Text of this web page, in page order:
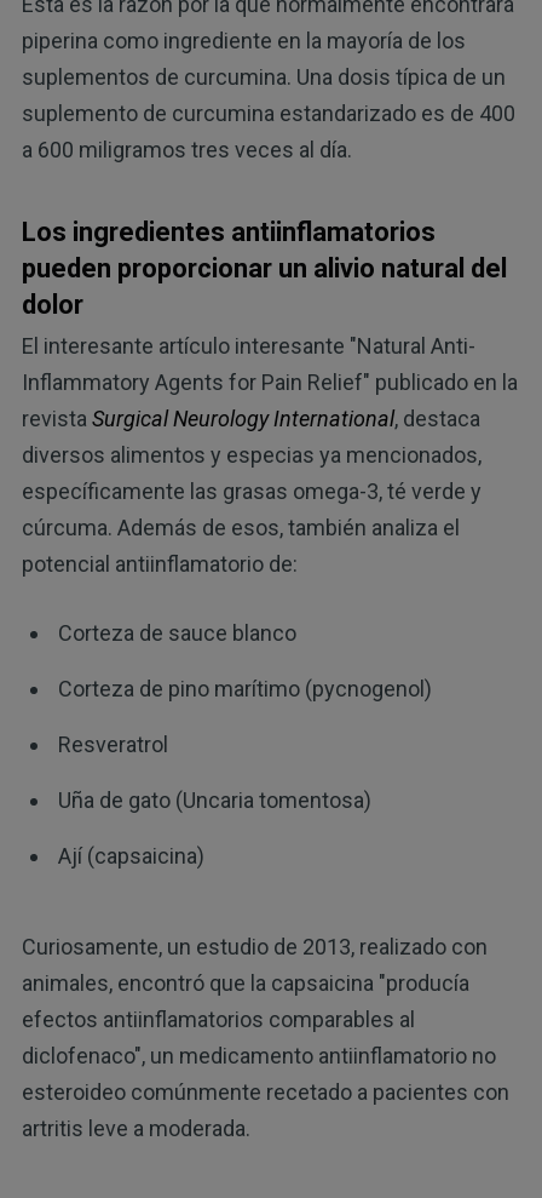
piperina como ingrediente en la mayoría de los
suplementos de curcumina. Una dosis típica de un
suplemento de curcumina estandarizado es de 400
a 600 miligramos tres veces al día.
Los ingredientes antiinflamatorios
pueden proporcionar un alivio natural del
dolor
El interesante artículo interesante "Natural Anti-
Inflammatory Agents for Pain Relief" publicado en la
revista Surgical Neurology International, destaca
diversos alimentos y especias ya mencionados,
específicamente las grasas omega-3, té verde y
cúrcuma. Además de esos, también analiza el
potencial antiinflamatorio de:
Corteza de sauce blanco
Corteza de pino marítimo (pycnogenol)
Resveratrol
Uña de gato (Uncaria tomentosa)
Ají (capsaicina)
Curiosamente, un estudio de 2013, realizado con
animales, encontró que la capsaicina "producía
efectos antiinflamatorios comparables al
diclofenaco", un medicamento antiinflamatorio no
esteroideo comúnmente recetado a pacientes con
artritis leve a moderada.